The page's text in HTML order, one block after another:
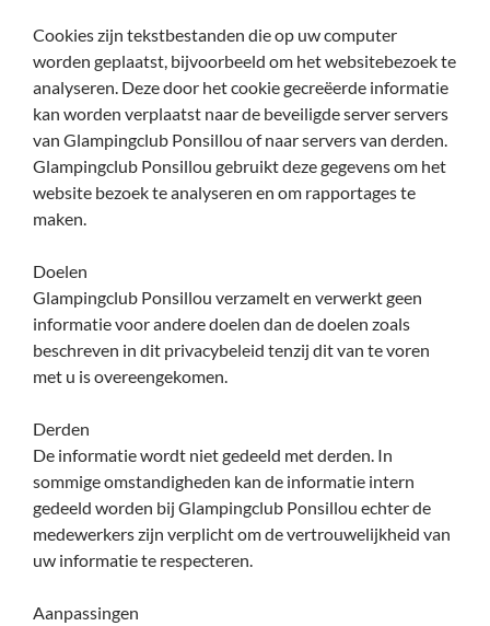
Cookies zijn tekstbestanden die op uw computer
worden geplaatst, bijvoorbeeld om het websitebezoek te
analyseren. Deze door het cookie gecreëerde informatie
kan worden verplaatst naar de beveiligde server servers
van Glampingclub Ponsillou of naar servers van derden.
Glampingclub Ponsillou gebruikt deze gegevens om het
website bezoek te analyseren en om rapportages te
maken.
Doelen
Glampingclub Ponsillou verzamelt en verwerkt geen
informatie voor andere doelen dan de doelen zoals
beschreven in dit privacybeleid tenzij dit van te voren
met u is overeengekomen.
Derden
De informatie wordt niet gedeeld met derden. In
sommige omstandigheden kan de informatie intern
gedeeld worden bij Glampingclub Ponsillou echter de
medewerkers zijn verplicht om de vertrouwelijkheid van
uw informatie te respecteren.
Aanpassingen